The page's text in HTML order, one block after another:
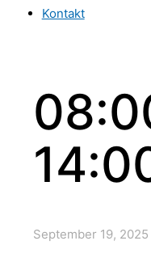
Kontakt
September 19, 2025